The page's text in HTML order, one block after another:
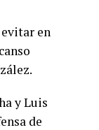
en
y Luis
de